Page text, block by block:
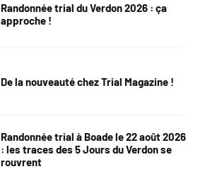
Randonnée trial du Verdon 2026 : ça
approche !
De la nouveauté chez Trial Magazine !
Randonnée trial à Boade le 22 août 2026
: les traces des 5 Jours du Verdon se
rouvrent